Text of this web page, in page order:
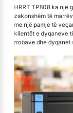
HRRT TP808 ka një
zakonshëm të
me një pamje të
klientët e dyqaneve
rrobave dhe dyqanet